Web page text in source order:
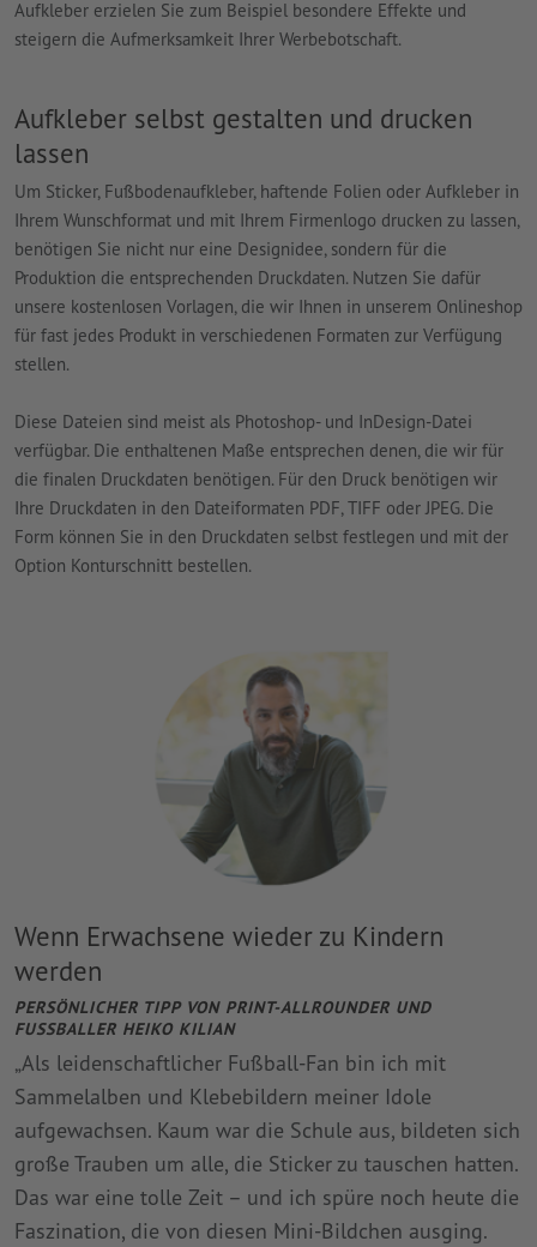
Aufkleber erzielen Sie zum Beispiel besondere Effekte und
steigern die Aufmerksamkeit Ihrer Werbebotschaft.
Aufkleber selbst gestalten und drucken
lassen
Um Sticker, Fußbodenaufkleber, haftende Folien oder Aufkleber in
Ihrem Wunschformat und mit Ihrem Firmenlogo drucken zu lassen,
benötigen Sie nicht nur eine Designidee, sondern für die
Produktion die entsprechenden Druckdaten. Nutzen Sie dafür
unsere kostenlosen Vorlagen, die wir Ihnen in unserem Onlineshop
für fast jedes Produkt in verschiedenen Formaten zur Verfügung
stellen.
Diese Dateien sind meist als Photoshop- und InDesign-Datei
verfügbar. Die enthaltenen Maße entsprechen denen, die wir für
die finalen Druckdaten benötigen. Für den Druck benötigen wir
Ihre Druckdaten in den Dateiformaten PDF, TIFF oder JPEG. Die
Form können Sie in den Druckdaten selbst festlegen und mit der
Option Konturschnitt bestellen.
Wenn Erwachsene wieder zu Kindern
werden
PERSÖNLICHER TIPP VON PRINT-ALLROUNDER UND
FUSSBALLER HEIKO KILIAN
Als leidenschaftlicher Fußball-Fan bin ich mit
Sammelalben und Klebebildern meiner Idole
aufgewachsen. Kaum war die Schule aus, bildeten sich
große Trauben um alle, die Sticker zu tauschen hatten.
Das war eine tolle Zeit – und ich spüre noch heute die
Faszination, die von diesen Mini-Bildchen ausging.